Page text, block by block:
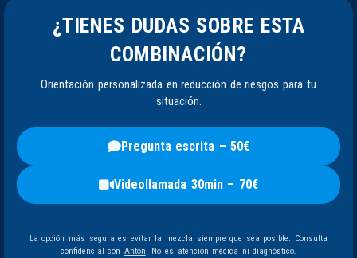
¿TIENES DUDAS SOBRE ESTA
COMBINACIÓN?
Orientación personalizada en reducción de riesgos para tu
situación.
Pregunta escrita – 50€
Videollamada 30min – 70€
La opción más segura es evitar la mezcla siempre que sea posible. Consulta
confidencial con Antón. No es atención médica ni diagnóstico.